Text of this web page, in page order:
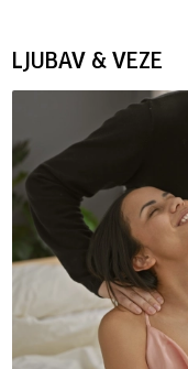
LJUBAV & VEZE